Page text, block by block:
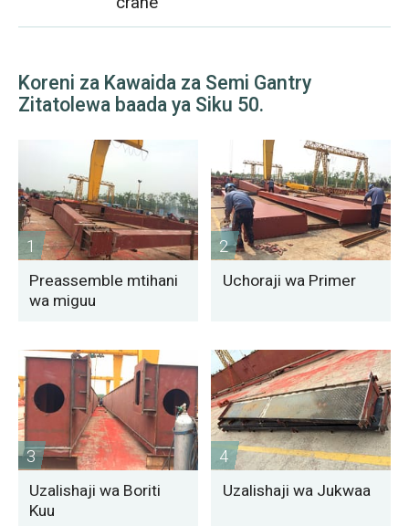
Koreni za Kawaida za Semi Gantry
Zitatolewa baada ya Siku 50.
1
Preassemble mtihani
wa miguu
2
Uchoraji wa Primer
3
Uzalishaji wa Boriti
Kuu
4
Uzalishaji wa Jukwaa